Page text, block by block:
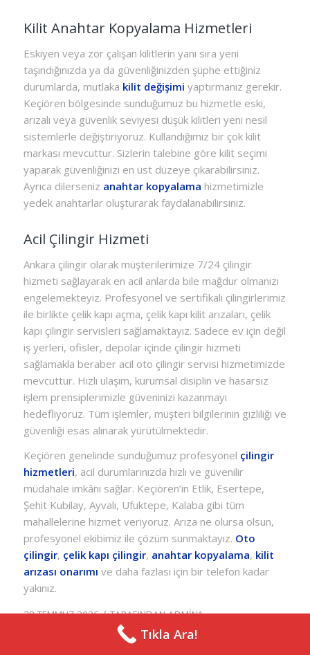
Kilit Anahtar Kopyalama Hizmetleri
Eskiyen veya zor çalışan kilitlerin yanı sıra yeni
taşındığınızda ya da güvenliğinizden şüphe ettiğiniz
durumlarda, mutlaka kilit değişimi yaptırmanız gerekir.
Keçiören bölgesinde sunduğumuz bu hizmetle eski,
arızalı veya güvenlik seviyesi düşük kilitleri yeni nesil
sistemlerle değiştiriyoruz. Kullandığımız bir çok kilit
markası mevcuttur. Sizlerin talebine göre kilit seçimi
yaparak güvenliğinizi en üst düzeye çıkarabilirsiniz.
Ayrıca dilerseniz anahtar kopyalama hizmetimizle
yedek anahtarlar oluşturarak faydalanabilirsiniz.
Acil Çilingir Hizmeti
Ankara çilingir olarak müşterilerimize 7/24 çilingir
hizmeti sağlayarak en acil anlarda bile mağdur olmanızı
engelemekteyiz. Profesyonel ve sertifikalı çilingirlerimiz
ile birlikte çelik kapı açma, çelik kapı kilit arızaları, çelik
kapı çilingir servisleri sağlamaktayız. Sadece ev için değil
iş yerleri, ofisler, depolar içinde çilingir hizmeti
sağlamakla beraber acil oto çilingir servisi hizmetimizde
mevcuttur. Hızlı ulaşım, kurumsal disiplin ve hasarsız
işlem prensiplerimizle güveninizi kazanmayı
hedefliyoruz. Tüm işlemler, müşteri bilgilerinin gizliliği ve
güvenliği esas alınarak yürütülmektedir.
Keçiören genelinde sunduğumuz profesyonel çilingir
hizmetleri, acil durumlarınızda hızlı ve güvenilir
müdahale imkânı sağlar. Keçiören’in Etlik, Esertepe,
Şehit Kubilay, Ayvalı, Ufuktepe, Kalaba gibi tüm
mahallelerine hizmet veriyoruz. Arıza ne olursa olsun,
profesyonel ekibimiz ile çözüm sunmaktayız. Oto
çilingir, çelik kapı çilingir, anahtar kopyalama, kilit
arızası onarımı ve daha fazlası için bir telefon kadar
yakınız.
28 TEMMUZ 2026 / TARAFINDANADMIN1
Tıkla Ara!